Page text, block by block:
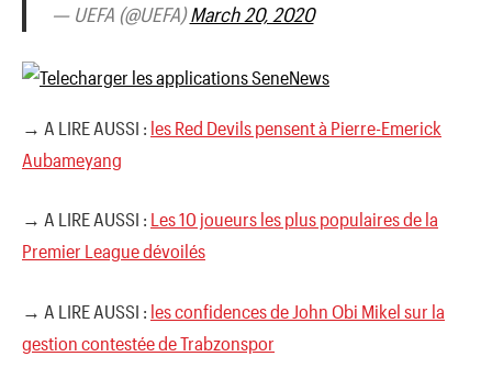
— UEFA (@UEFA)March 20, 2020
→ A LIRE AUSSI : les Red Devils pensent à Pierre-Emerick
Aubameyang
→ A LIRE AUSSI : Les 10 joueurs les plus populaires de la
Premier League dévoilés
→ A LIRE AUSSI : les confidences de John Obi Mikel sur la
gestion contestée de Trabzonspor